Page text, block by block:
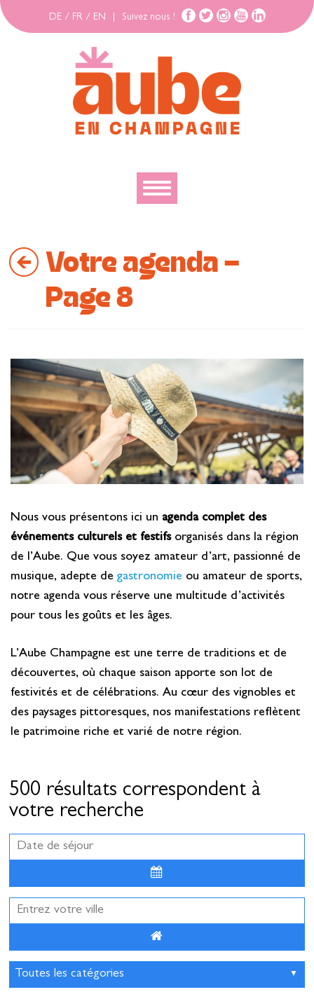
DE / FR / EN Suivez nous !
Explorer
Bouger
Se loger
S’inspirer
Votre agenda -
Page 8
Nous vous présentons ici un agenda complet des
événements culturels et festifsorganisés dans la région
de l’Aube. Que vous soyez amateur d’art, passionné de
musique, adepte de gastronomie ou amateur de sports,
notre agenda vous réserve une multitude d’activités
pour tous les goûts et les âges.
L’Aube Champagne est une terre de traditions et de
découvertes, où chaque saison apporte son lot de
festivités et de célébrations. Au cœur des vignobles et
des paysages pittoresques, nos manifestations reflètent
le patrimoine riche et varié de notre région.
500 résultats correspondent à
votre recherche
Août
Lun Mar Mer Jeu Ven Sam Dim
27 28 29 30 31 1 2
3 4 5 6 7 8 9
10 11 12